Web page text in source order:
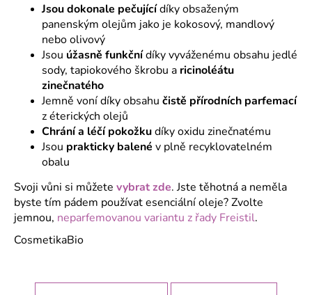
Jsou dokonale pečujícídíky obsaženým
panenským olejům jako je kokosový, mandlový
nebo olivový
Jsou úžasně funkčnídíky vyváženému obsahu jedlé
sody, tapiokového škrobu a ricinoléátu
zinečnatého
Jemně voní díky obsahu čistě přírodních parfemací
z éterických olejů
Chrání a léčí pokožkudíky oxidu zinečnatému
Jsou prakticky balené v plně recyklovatelném
obalu
Svoji vůni si můžete vybrat zde. Jste těhotná a neměla
byste tím pádem používat esenciální oleje? Zvolte
jemnou, neparfemovanou variantu z řady Freistil.
CosmetikaBio